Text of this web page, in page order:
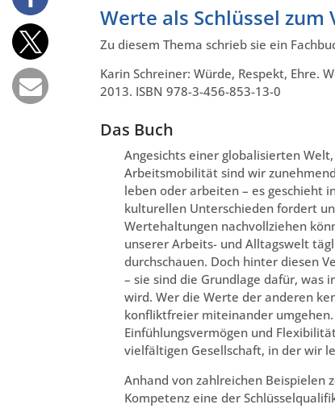
Werte als Schlüssel
Zu diesem Thema schrieb sie ein
Karin Schreiner: Würde, Respekt, Ehre.
2013. ISBN 978-3-456-853-13-0
Das Buch
Angesichts einer globalisierten
Arbeitsmobilität sind wir
leben oder arbeiten – es geschieht
kulturellen Unterschieden fordert
Wertehaltungen nachvollziehen
unserer Arbeits- und Alltagswelt
durchschauen. Doch hinter diesen
– sie sind die Grundlage dafür, was
wird. Wer die Werte der anderen
konfliktfreier miteinander
Einfühlungsvermögen und
vielfältigen Gesellschaft, in der wir
Anhand von zahlreichen Beispielen
Kompetenz eine der